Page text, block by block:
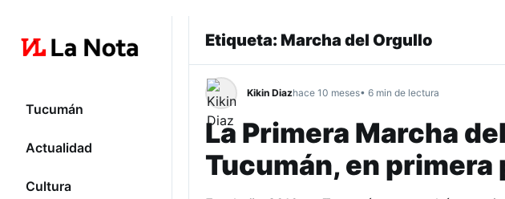
Tucumán
Actualidad
Cultura
Etiqueta: Marcha del Orgullo
Kikin Diazhace 10 meses• 6 min de lectura
La Primera Marcha
Tucumán, en primera